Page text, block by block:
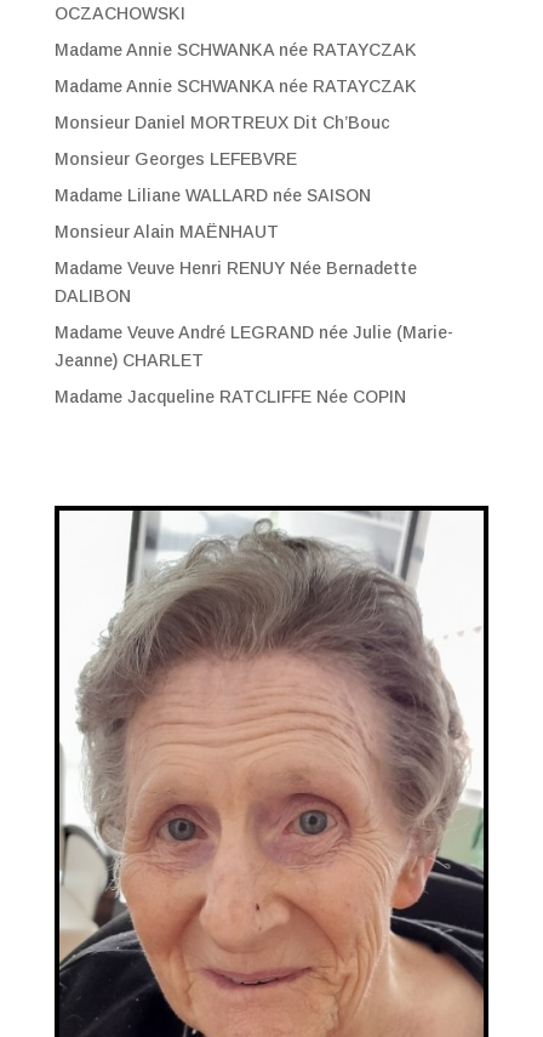
OCZACHOWSKI
Madame Annie SCHWANKA née RATAYCZAK
Madame Annie SCHWANKA née RATAYCZAK
Monsieur Daniel MORTREUX Dit Ch’Bouc
Monsieur Georges LEFEBVRE
Madame Liliane WALLARD née SAISON
Monsieur Alain MAËNHAUT
Madame Veuve Henri RENUY Née Bernadette
DALIBON
Madame Veuve André LEGRAND née Julie (Marie-
Jeanne) CHARLET
Madame Jacqueline RATCLIFFE Née COPIN